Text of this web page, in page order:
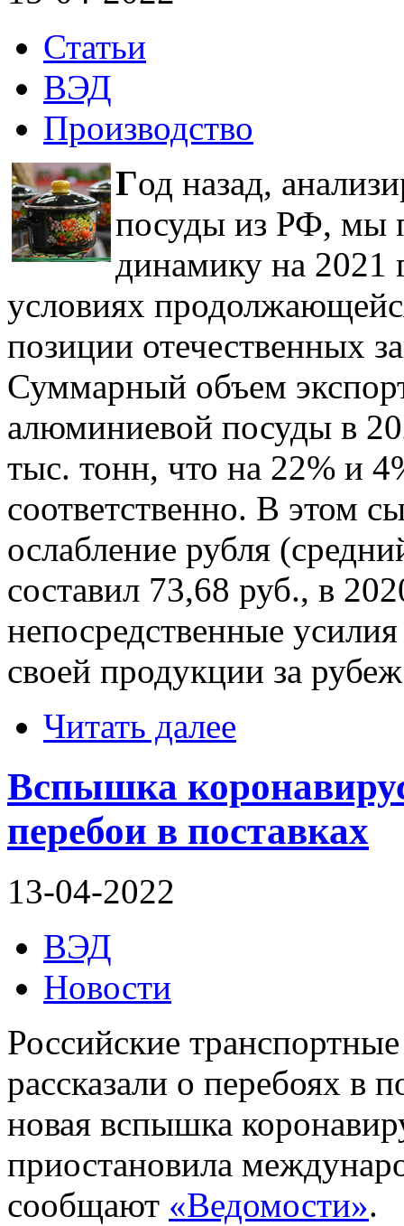
Статьи
ВЭД
Производство
Год назад,
посуды из РФ, мы
динамику на 2021
условиях
позиции отечественных
Суммарный объем
алюминиевой посуды в
тыс. тонн, что на 22% и
соответственно. В этом
ослабление рубля
составил 73,68 руб., в
непосредственные
своей продукции за
Читать далее
Вспышка
перебои в поставках
13-04-2022
ВЭД
Новости
Российские
рассказали о перебоях в
новая вспышка
приостановила
сообщают «Ведомости».